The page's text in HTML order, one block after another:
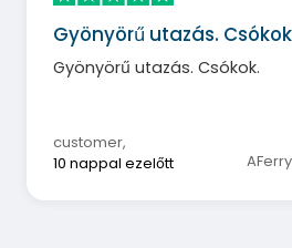
Gyönyörű utazás.
Gyönyörű utazás. Csókok.
customer,
10 nappal ezelőtt